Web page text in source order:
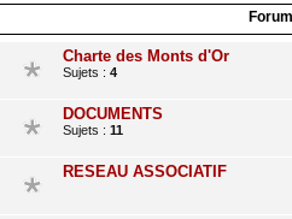
Forum
Charte des Monts d'Or
Sujets : 4
DOCUMENTS
Sujets : 11
RESEAU ASSOCIATIF